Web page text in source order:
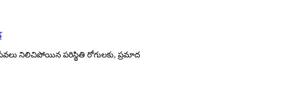
నిలిచిపోయిన పరిస్థితి రోగులకు, ప్రమాద